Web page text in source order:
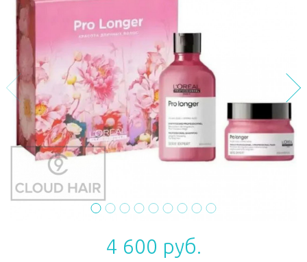
4 600 руб.